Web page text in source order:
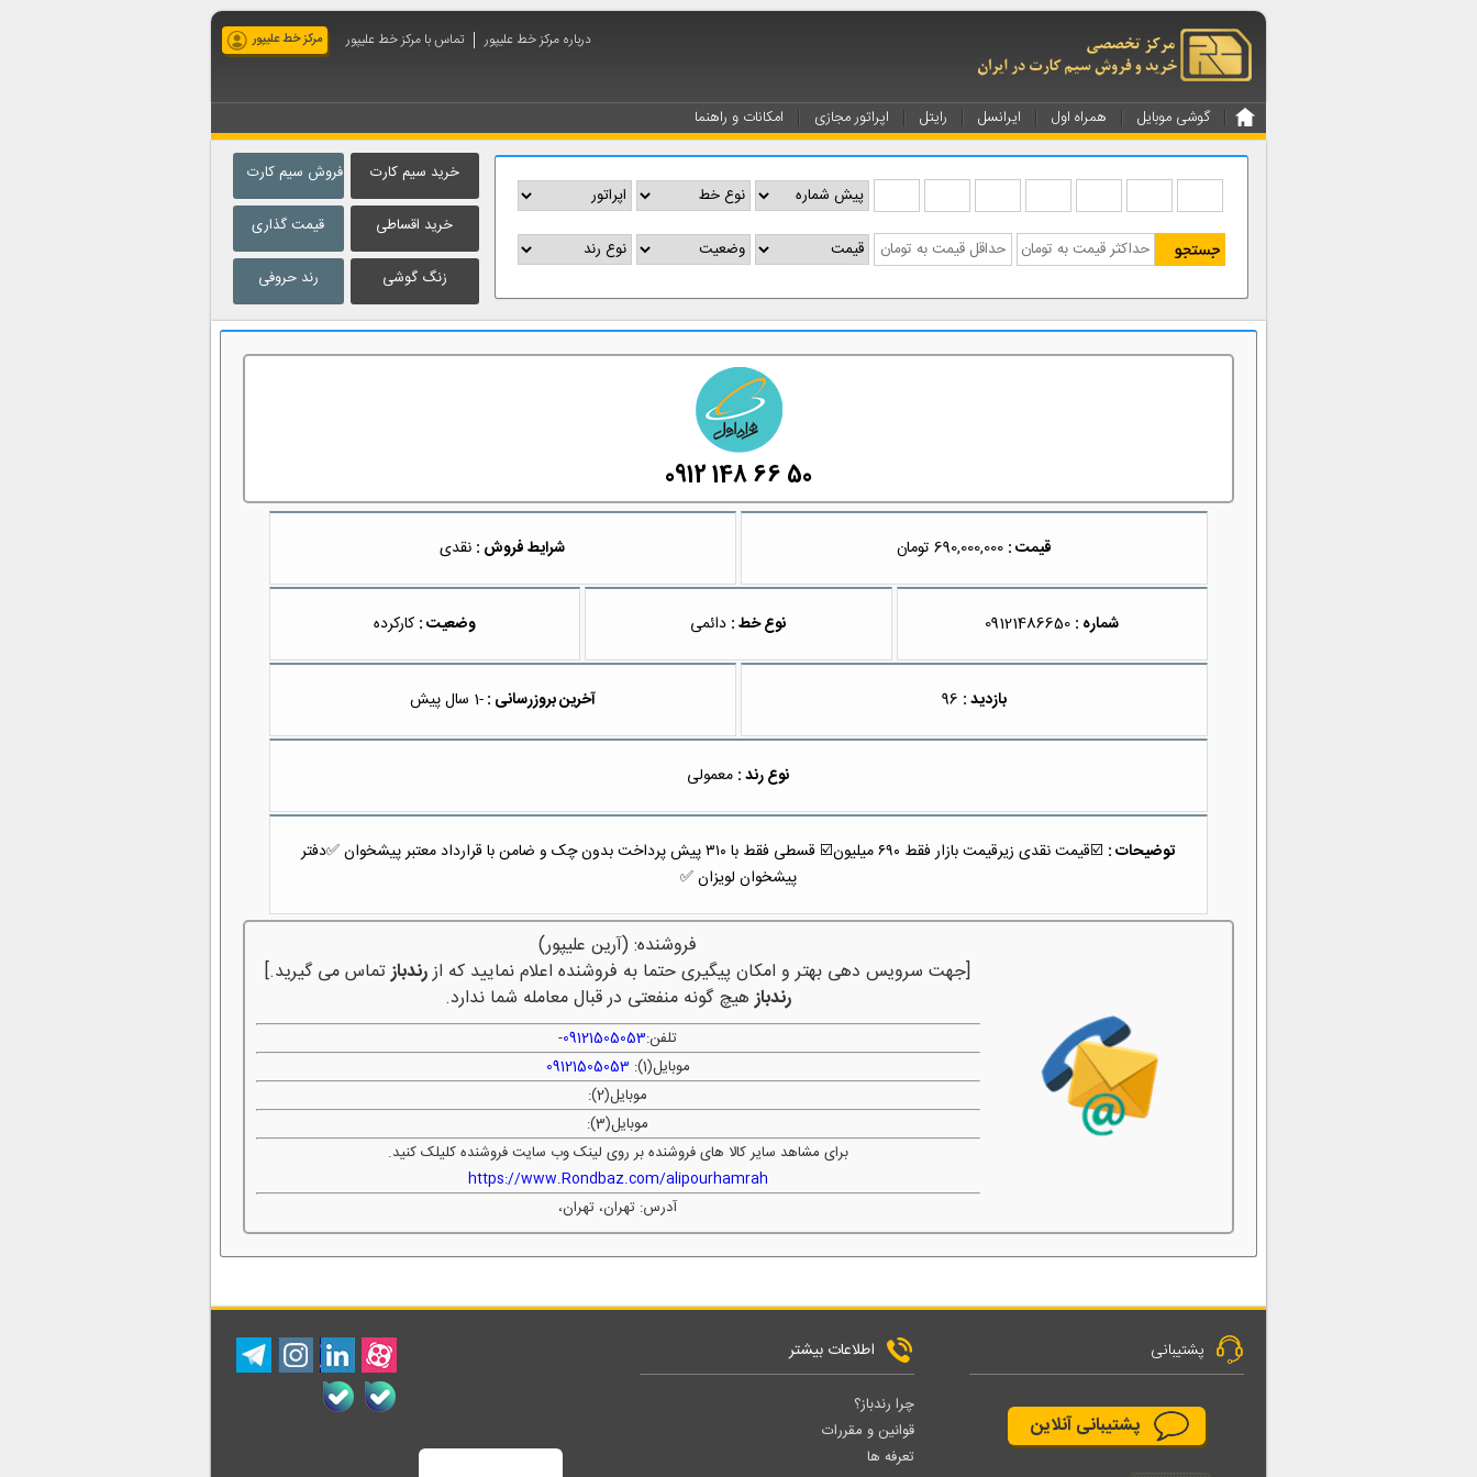
مرکز خط علیپور درباره مرکز خط علیپور تماس با مرکز خط علیپور
گوشی موبایل همراه اول ایرانسل رایتل اپراتور مجازی امکانات و راهنما
فروش سیم کارت
قیمت گذاری
رند حروفی
خرید سیم کارت
خرید اقساطی
زنگ گوشی
0912 148 66 50
قیمت : تومان شرایط فروش : نقدی
شماره : 09121486650 نوع خط : دائمی وضعیت : کارکرده
بازدید : آخرین بروزرسانی :-1 سال پیش
نوع رند : معمولی
توضیحات :
‎☑️قیمت نقدی زیرقیمت بازار فقط ۶۹۰ میلیون☑️ ‎قسطی فقط با ۳۱۰ پیش پرداخت بدون چک و ضامن با قرارداد معتبر پیشخوان ‎✅دفتر
پیشخوان لویزان ✅
فروشنده: (آرین علیپور)
[جهت سرویس دهی بهتر و امکان پیگیری حتما به فروشنده اعلام نمایید که ازرندبازتماس می گیرید.]
رندبازهیچ گونه منفعتی در قبال معامله شما ندارد.
تلفن:09121505053
-
موبایل(1):
09121505053
موبایل(2):
موبایل(3):
برای مشاهد سایر کالا های فروشنده بر روی لینک وب سایت فروشنده کلیلک کنید.
https://www.Rondbaz.com/alipourhamrah
آدرس: تهران، تهران،
پشتیبانی
پشتیبانی آنلاین
اطلاعات بیشتر
چرا رندباز؟
قوانین و مقررات
تعرفه ها